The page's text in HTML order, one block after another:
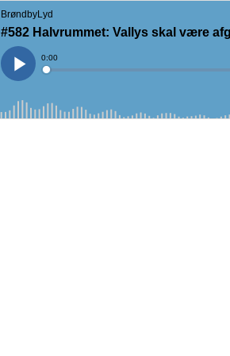
BrøndbyLyd
#582 Halvrummet: Vallys skal være
Play
Current
Time
0:00
Loaded